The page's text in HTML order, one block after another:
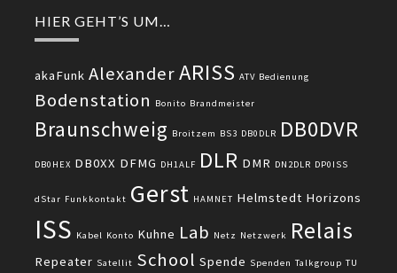
HIER GEHT’S UM…
akaFunk AlexanderARISS ATV Bedienung
Bodenstation Bonito Brandmeister
Braunschweig Broitzem BS3 DB0DLR DB0DVR
DB0HEX DB0XX DFMG DH1ALF DLR DMR DN2DLR DP0ISS
dStar Funkkontakt Gerst HAMNET Helmstedt Horizons
ISS Kabel Konto Kuhne Lab Netz Netzwerk Relais
Repeater Satellit School Spende Spenden Talkgroup TU